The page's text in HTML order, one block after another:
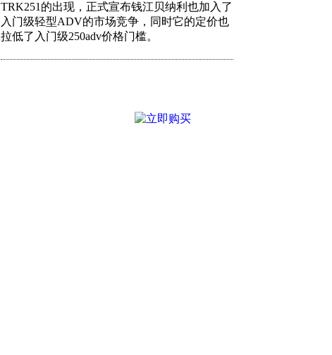
TRK251的出现，正式宣布钱江贝纳利也加入了
入门级轻型ADV的市场竞争，同时它的定价也
拉低了入门级250adv价格门槛。